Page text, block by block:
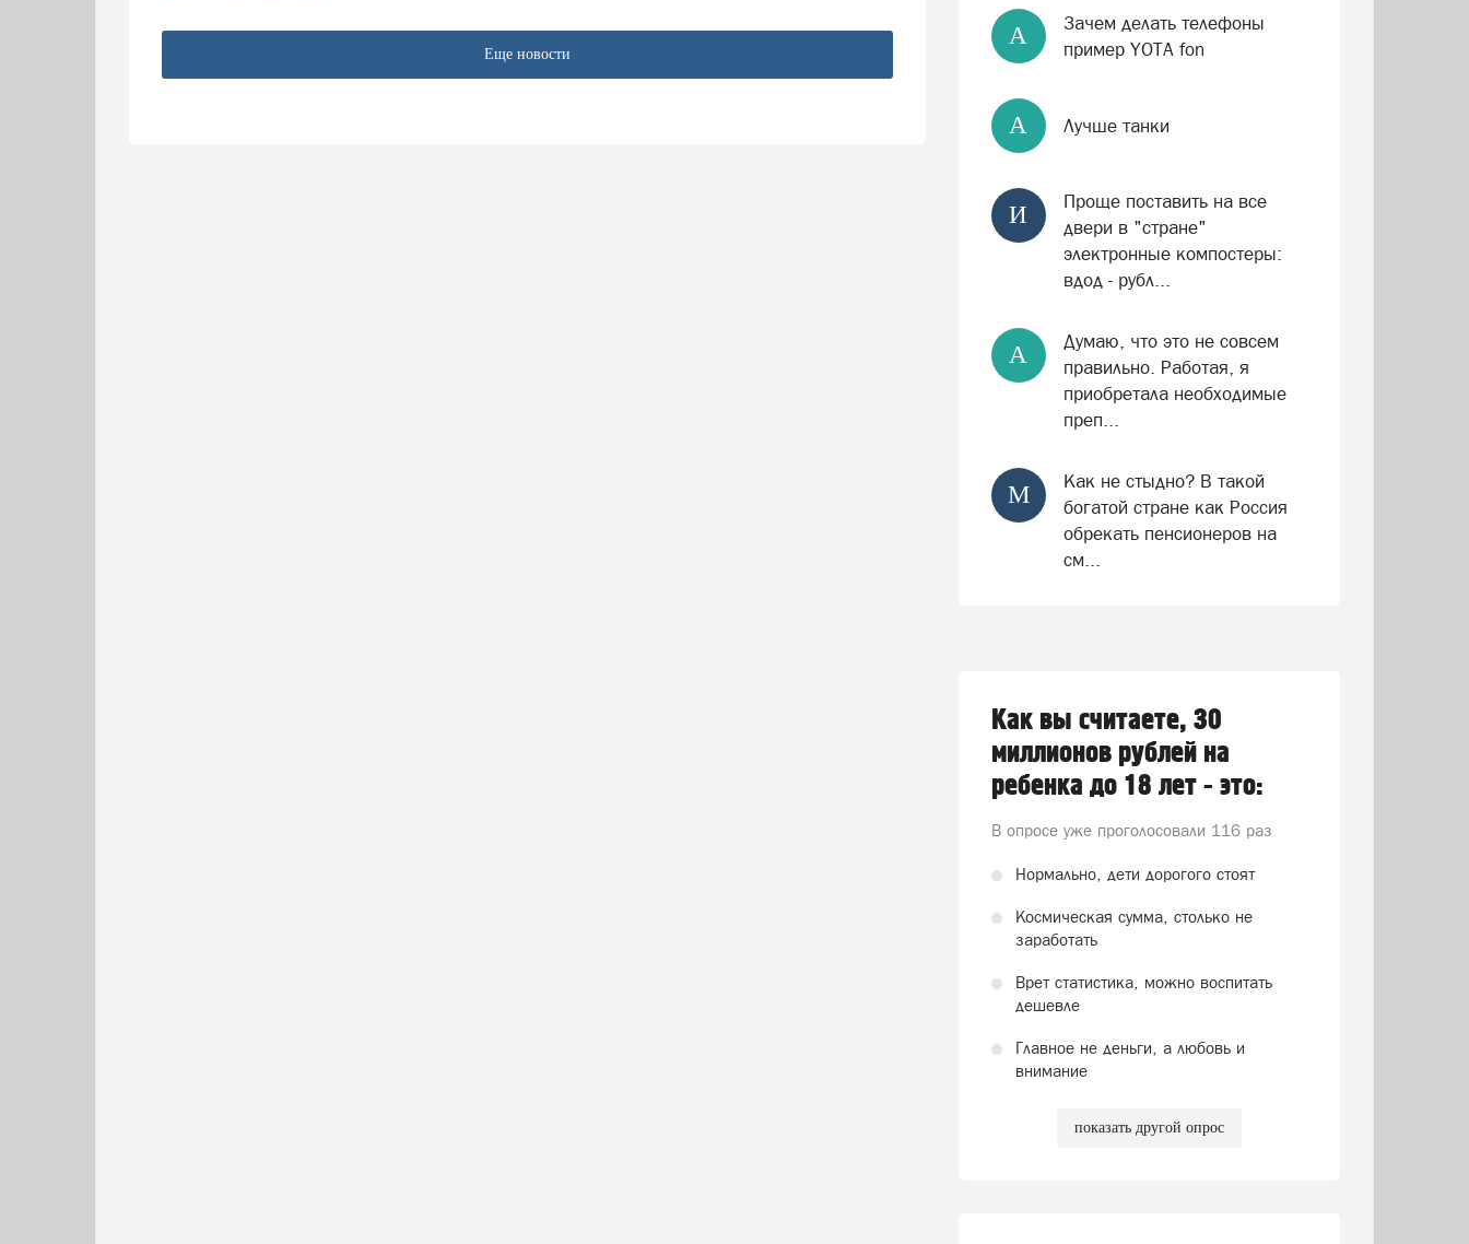
Еще новости
А
Зачем делать телефоны
пример YOTA fon
А Лучше танки
И
Проще поставить на все
двери в "стране"
электронные компостеры:
вдод - рубл...
А
Думаю, что это не совсем
правильно. Работая, я
приобретала необходимые
преп...
М
Как не стыдно? В такой
богатой стране как Россия
обрекать пенсионеров на
см...
Как вы считаете, 30
миллионов рублей на
ребенка до 18 лет - это:
В опросе уже проголосовали 116 раз
Нормально, дети дорогого стоят
Космическая сумма, столько не
заработать
Врет статистика, можно воспитать
дешевле
Главное не деньги, а любовь и
внимание
показать другой опрос